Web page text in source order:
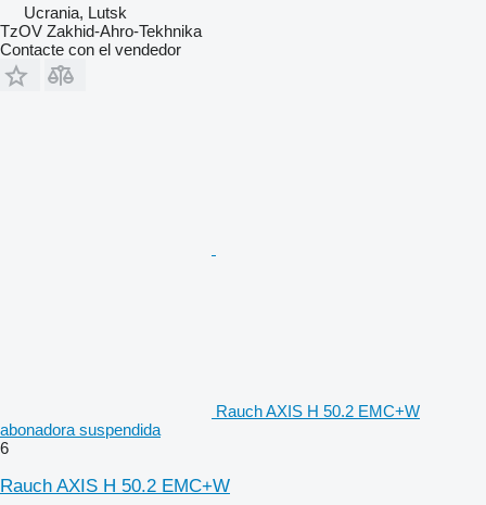
Ucrania, Lutsk
TzOV Zakhid-Ahro-Tekhnika
Contacte con el vendedor
Rauch AXIS H 50.2 EMC+W
abonadora suspendida
6
Rauch AXIS H 50.2 EMC+W